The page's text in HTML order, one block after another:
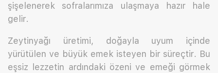
şişelenerek sofralarımıza ulaşmaya hazır hale
gelir.
Zeytinyağı üretimi, doğayla uyum içinde
yürütülen ve büyük emek isteyen bir süreçtir. Bu
eşsiz lezzetin ardındaki özeni ve emeği görmek